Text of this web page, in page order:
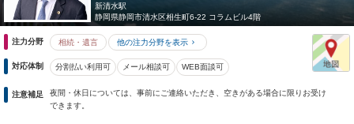
新清水駅
静岡県静岡市清水区相生町6-22 コラムビル4階
注力分野 相続・遺言 他の注力分野を表示
対応体制 分割払い利用可 メール相談可 WEB面談可
注意補足
夜間・休日については、事前にご連絡いただき、空きがある場合に限りお受け
できます。